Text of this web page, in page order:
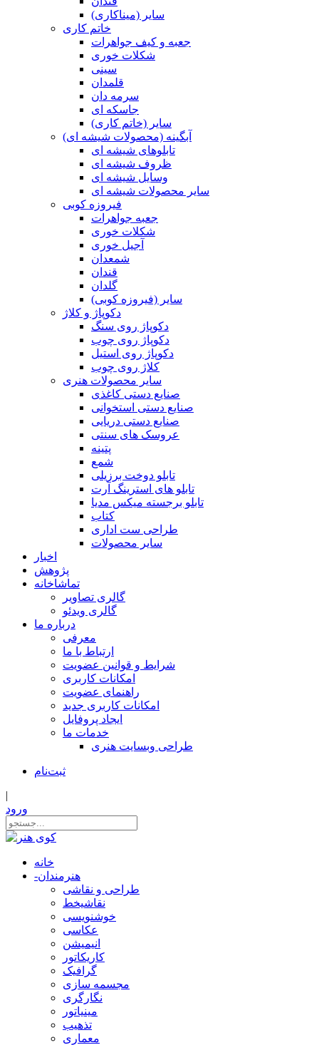
سایر (میناکاری)
خاتم کاری
جعبه و کیف جواهرات
شکلات خوری
سینی
قلمدان
سرمه دان
جاسکه ای
سایر (خاتم کاری)
آبگینه (محصولات شیشه ای)
تابلوهای شیشه ای
ظروف شیشه ای
وسایل شیشه ای
سایر محصولات شیشه ای
فیروزه کوبی
جعبه جواهرات
شکلات خوری
آجیل خوری
شمعدان
قندان
گلدان
سایر (فیروزه کوبی)
دکوپاژ و کلاژ
دکوپاژ روی سنگ
دکوپاژ روی چوب
دکوپاژ روی استیل
کلاژ روی چوب
سایر محصولات هنری
صنایع دستی کاغذی
صنایع دستی استخوانی
صنایع دستی دریایی
عروسک های سنتی
پتینه
شمع
تابلو دوخت برزیلی
تابلو های استرینگ آرت
تابلو برجسته میکس مدیا
کتاب
طراحی ست اداری
سایر محصولات
اخبار
پژوهش
تماشاخانه
گالری تصاویر
گالری ویدئو
درباره ما
معرفی
ارتباط با ما
شرایط و قوانین عضویت
امکانات کاربری
راهنمای عضویت
امکانات کاربری جدید
ایجاد پروفایل
خدمات ما
طراحی وبسایت هنری
ثبت‌نام
|
ورود
خانه
-هنرمندان
طراحی و نقاشی
نقاشیخط
خوشنویسی
عکاسی
انیمیشن
کاریکاتور
گرافیک
مجسمه سازی
نگارگری
مینیاتور
تذهیب
معماری